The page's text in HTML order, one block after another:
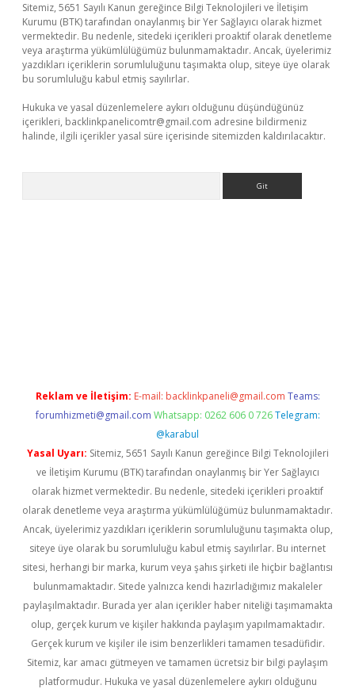
Sitemiz, 5651 Sayılı Kanun gereğince Bilgi Teknolojileri ve İletişim
Kurumu (BTK) tarafından onaylanmış bir Yer Sağlayıcı olarak hizmet
vermektedir. Bu nedenle, sitedeki içerikleri proaktif olarak denetleme
veya araştırma yükümlülüğümüz bulunmamaktadır. Ancak, üyelerimiz
yazdıkları içeriklerin sorumluluğunu taşımakta olup, siteye üye olarak
bu sorumluluğu kabul etmiş sayılırlar.
Hukuka ve yasal düzenlemelere aykırı olduğunu düşündüğünüz
içerikleri, backlinkpanelicomtr@gmail.com adresine bildirmeniz
halinde, ilgili içerikler yasal süre içerisinde sitemizden kaldırılacaktır.
Reklam ve İletişim: E-mail: backlinkpaneli@gmail.com Teams:
forumhizmeti@gmail.com Whatsapp: 0262 606 0 726 Telegram:
@karabul
Yasal Uyarı: Sitemiz, 5651 Sayılı Kanun gereğince Bilgi Teknolojileri
ve İletişim Kurumu (BTK) tarafından onaylanmış bir Yer Sağlayıcı
olarak hizmet vermektedir. Bu nedenle, sitedeki içerikleri proaktif
olarak denetleme veya araştırma yükümlülüğümüz bulunmamaktadır.
Ancak, üyelerimiz yazdıkları içeriklerin sorumluluğunu taşımakta olup,
siteye üye olarak bu sorumluluğu kabul etmiş sayılırlar. Bu internet
sitesi, herhangi bir marka, kurum veya şahıs şirketi ile hiçbir bağlantısı
bulunmamaktadır. Sitede yalnızca kendi hazırladığımız makaleler
paylaşılmaktadır. Burada yer alan içerikler haber niteliği taşımamakta
olup, gerçek kurum ve kişiler hakkında paylaşım yapılmamaktadır.
Gerçek kurum ve kişiler ile isim benzerlikleri tamamen tesadüfidir.
Sitemiz, kar amacı gütmeyen ve tamamen ücretsiz bir bilgi paylaşım
platformudur. Hukuka ve yasal düzenlemelere aykırı olduğunu